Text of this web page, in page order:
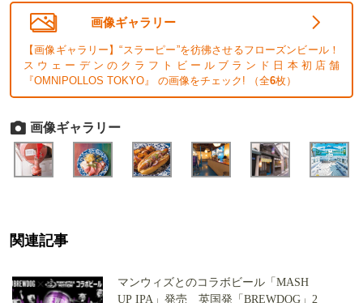
画像ギャラリー
【画像ギャラリー】“スラーピー”を彷彿させるフローズンビール！
スウェーデンのクラフトビールブランド日本初店舗
『OMNIPOLLOS TOKYO』 の画像をチェック! （全6枚）
画像ギャラリー
関連記事
マンウィズとのコラボビール「MASH
UP IPA」発売 英国発「BREWDOG」2